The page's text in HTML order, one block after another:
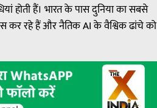
होती हैं। भारत के पास दुनिया का सबसे
कर रहे हैं और नैतिक AI के वैश्विक ढांचे को